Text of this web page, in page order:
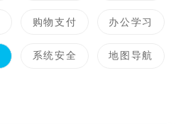
购物支付 办公学习
系统安全 地图导航